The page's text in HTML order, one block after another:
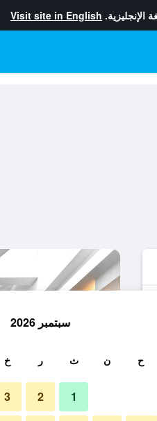
الإنجليزية. Visit site in English
سبتمبر 2026
ح ن ث ر خ
1
2
3